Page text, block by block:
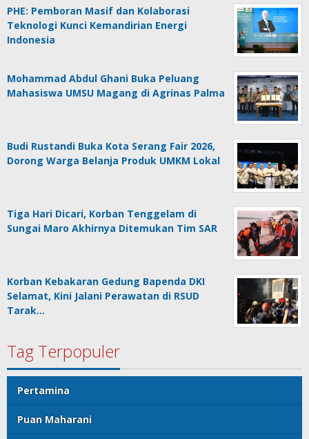
PHE: Pemboran Masif dan Kolaborasi
Teknologi Kunci Kemandirian Energi
Indonesia
Mohammad Abdul Ghani Buka Peluang
Mahasiswa UMSU Magang di Agrinas Palma
Budi Rustandi Buka Kota Serang Fair 2026,
Dorong Warga Belanja Produk UMKM Lokal
Tiga Hari Dicari, Korban Tenggelam di
Sungai Maro Akhirnya Ditemukan Tim SAR
Korban Kebakaran Gedung Bapenda DKI
Selamat, Kini Jalani Perawatan di RSUD
Tarak…
Tag Terpopuler
Pertamina
Puan Maharani